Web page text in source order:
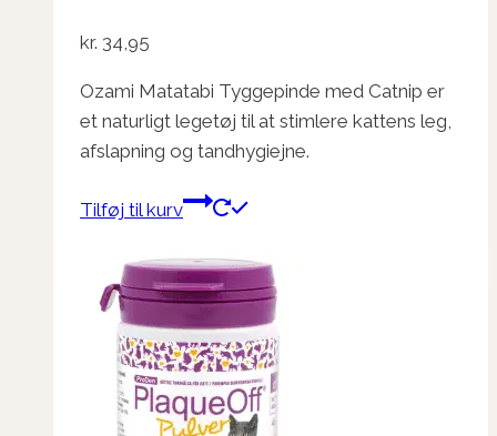
kr. 34,95
Ozami Matatabi Tyggepinde med Catnip er
et naturligt legetøj til at stimlere kattens leg,
afslapning og tandhygiejne.
Tilføj til kurv